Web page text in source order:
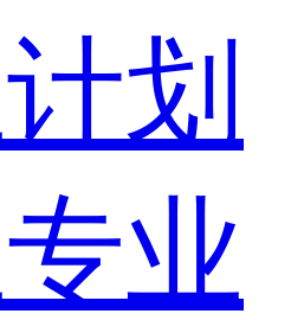
划
业